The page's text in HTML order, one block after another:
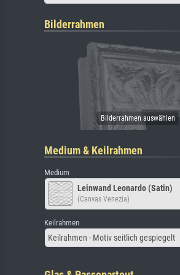
Bilderrahmen
Medium & Keilrahmen
Medium
Leinwand Leonardo (Satin)
(Canvas Venezia)
Keilrahmen
Keilrahmen - Motiv seitlich gespiegelt